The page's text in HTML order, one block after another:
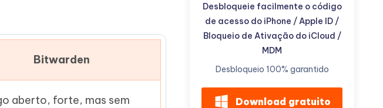
Bitwarden
aberto, forte, mas sem
Desbloqueie facilmente o código
de acesso do iPhone / Apple ID /
Bloqueio de Ativação do iCloud /
MDM
Desbloqueio 100% garantido
Download gratuito